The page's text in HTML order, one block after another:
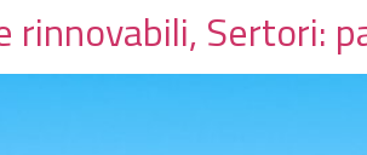
rinnovabili, Sertori: